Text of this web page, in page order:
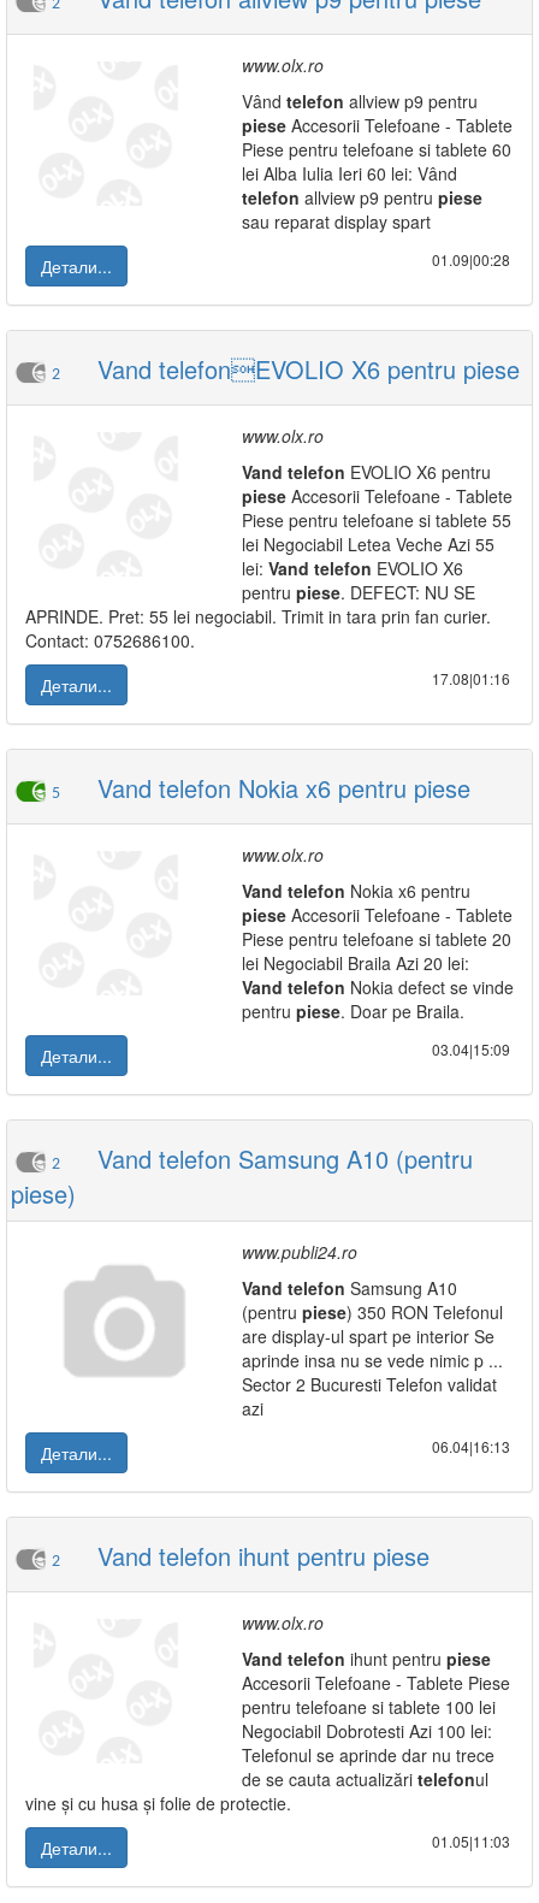
2
www.olx.ro
Vând telefon allview p9 pentru
piese Accesorii Telefoane - Tablete
Piese pentru telefoane si tablete 60
lei Alba Iulia Ieri 60 lei: Vând
telefon allview p9 pentru piese
sau reparat display spart
Детали...
01.09|00:28
2 Vand telefonEVOLIO X6 pentru piese
www.olx.ro
Vand telefon EVOLIO X6 pentru
piese Accesorii Telefoane - Tablete
Piese pentru telefoane si tablete 55
lei Negociabil Letea Veche Azi 55
lei: Vand telefon EVOLIO X6
pentru piese. DEFECT: NU SE
APRINDE. Pret: 55 lei negociabil. Trimit in tara prin fan curier.
Contact: 0752686100.
Детали...
17.08|01:16
5 Vand telefon Nokia x6 pentru piese
www.olx.ro
Vand telefon Nokia x6 pentru
piese Accesorii Telefoane - Tablete
Piese pentru telefoane si tablete 20
lei Negociabil Braila Azi 20 lei:
Vand telefon Nokia defect se vinde
pentru piese. Doar pe Braila.
Детали...
03.04|15:09
2
Vand telefon Samsung A10 (pentru
piese)
www.publi24.ro
Vand telefon Samsung A10
(pentru piese) 350 RON Telefonul
are display-ul spart pe interior Se
aprinde insa nu se vede nimic p ...
Sector 2 Bucuresti Telefon validat
azi
Детали...
06.04|16:13
2 Vand telefon ihunt pentru piese
www.olx.ro
Vand telefon ihunt pentru piese
Accesorii Telefoane - Tablete Piese
pentru telefoane si tablete 100 lei
Negociabil Dobrotesti Azi 100 lei:
Telefonul se aprinde dar nu trece
de se cauta actualizări telefonul
vine și cu husa și folie de protectie.
Детали...
01.05|11:03